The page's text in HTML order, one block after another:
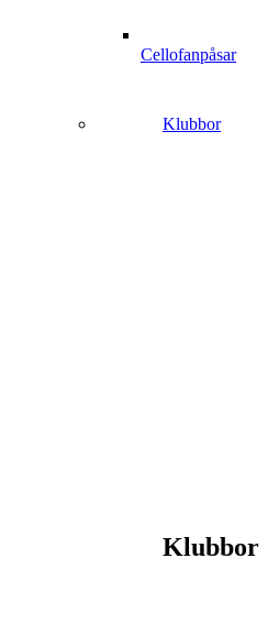
Cellofanpåsar
Klubbor
Klubbor